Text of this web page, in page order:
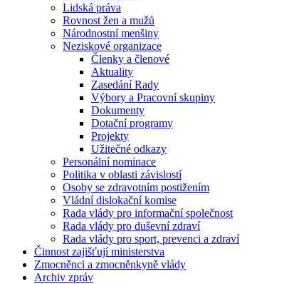
Lidská práva
Rovnost žen a mužů
Národnostní menšiny
Neziskové organizace
Členky a členové
Aktuality
Zasedání Rady
Výbory a Pracovní skupiny
Dokumenty
Dotační programy
Projekty
Užitečné odkazy
Personální nominace
Politika v oblasti závislostí
Osoby se zdravotním postižením
Vládní dislokační komise
Rada vlády pro informační společnost
Rada vlády pro duševní zdraví
Rada vlády pro sport, prevenci a zdraví
Činnost zajišťují ministerstva
Zmocněnci a zmocněnkyně vlády
Archiv zpráv